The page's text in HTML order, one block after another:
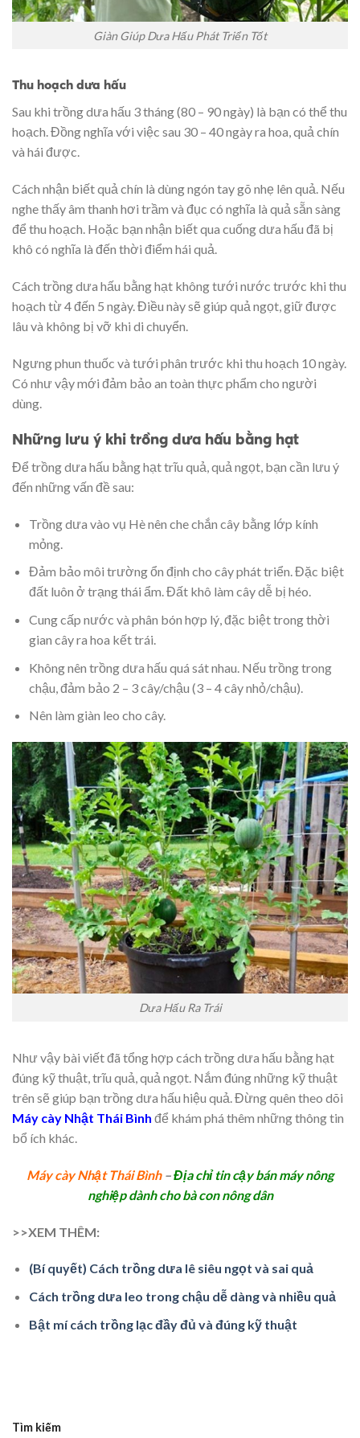
Giàn Giúp Dưa Hấu Phát Triển Tốt
Thu hoạch dưa hấu
Sau khi trồng dưa hấu 3 tháng (80 – 90 ngày) là bạn có thể thu
hoạch. Đồng nghĩa với việc sau 30 – 40 ngày ra hoa, quả chín
và hái được.
Cách nhận biết quả chín là dùng ngón tay gõ nhẹ lên quả. Nếu
nghe thấy âm thanh hơi trầm và đục có nghĩa là quả sẵn sàng
để thu hoạch. Hoặc bạn nhận biết qua cuống dưa hấu đã bị
khô có nghĩa là đến thời điểm hái quả.
Cách trồng dưa hấu bằng hạt không tưới nước trước khi thu
hoạch từ 4 đến 5 ngày. Điều này sẽ giúp quả ngọt, giữ được
lâu và không bị vỡ khi di chuyển.
Ngưng phun thuốc và tưới phân trước khi thu hoạch 10 ngày.
Có như vậy mới đảm bảo an toàn thực phẩm cho người
dùng.
Những lưu ý khi trồng dưa hấu bằng hạt
Để trồng dưa hấu bằng hạt trĩu quả, quả ngọt, bạn cần lưu ý
đến những vấn đề sau:
Trồng dưa vào vụ Hè nên che chắn cây bằng lớp kính
mỏng.
Đảm bảo môi trường ổn định cho cây phát triển. Đặc biệt
đất luôn ở trạng thái ẩm. Đất khô làm cây dễ bị héo.
Cung cấp nước và phân bón hợp lý, đặc biệt trong thời
gian cây ra hoa kết trái.
Không nên trồng dưa hấu quá sát nhau. Nếu trồng trong
chậu, đảm bảo 2 – 3 cây/chậu (3 – 4 cây nhỏ/chậu).
Nên làm giàn leo cho cây.
Dưa Hấu Ra Trái
Như vậy bài viết đã tổng hợp cách trồng dưa hấu bằng hạt
đúng kỹ thuật, trĩu quả, quả ngọt. Nắm đúng những kỹ thuật
trên sẽ giúp bạn trồng dưa hấu hiệu quả. Đừng quên theo dõi
Máy cày Nhật Thái Bình để khám phá thêm những thông tin
bổ ích khác.
Máy cày Nhật Thái Bình–Địa chỉ tin cậy bán máy nông
nghiệp dành cho bà con nông dân
>>XEM THÊM:
(Bí quyết) Cách trồng dưa lê siêu ngọt và sai quả
Cách trồng dưa leo trong chậu dễ dàng và nhiều quả
Bật mí cách trồng lạc đầy đủ và đúng kỹ thuật
Tìm kiếm